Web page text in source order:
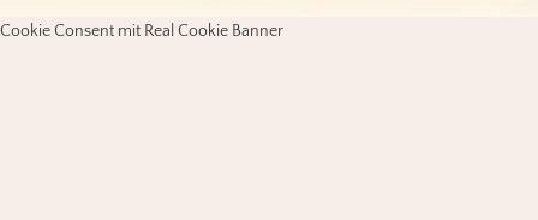
Cookie Consent mit Real Cookie Banner